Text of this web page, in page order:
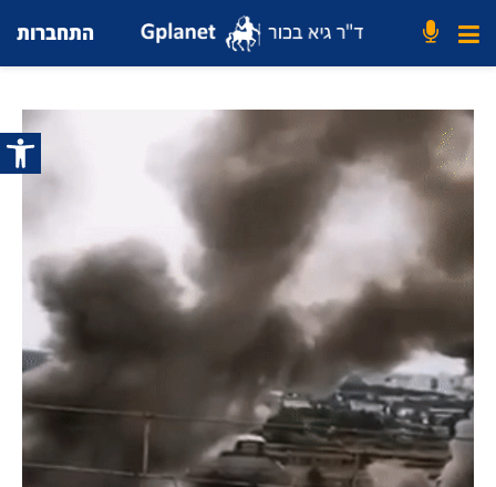
פתח
התחברות